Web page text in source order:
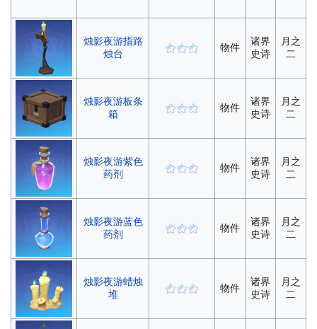
烛影夜游指路
烛台
物件
诸界
史诗
月之
二
烛影夜游板条
箱
物件
诸界
史诗
月之
二
烛影夜游紫色
药剂
物件
诸界
史诗
月之
二
烛影夜游蓝色
药剂
物件
诸界
史诗
月之
二
烛影夜游蜡烛
堆
物件
诸界
史诗
月之
二